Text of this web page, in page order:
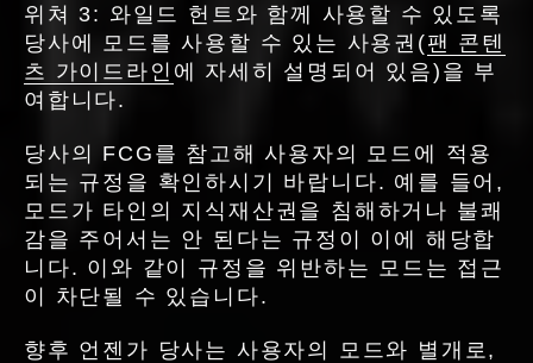
위쳐 3: 와일드 헌트와 함께 사용할 수 있도록
당사에 모드를 사용할 수 있는 사용권(팬 콘텐
츠 가이드라인 에 자세히 설명되어 있음)을 부
여합니다.
당사의 FCG를 참고해 사용자의 모드에 적용
되는 규정을 확인하시기 바랍니다. 예를 들어,
모드가 타인의 지식재산권을 침해하거나 불쾌
감을 주어서는 안 된다는 규정이 이에 해당합
니다. 이와 같이 규정을 위반하는 모드는 접근
이 차단될 수 있습니다.
향후 언젠가 당사는 사용자의 모드와 별개로,